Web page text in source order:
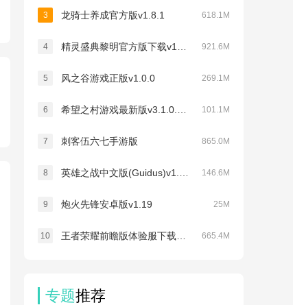
3 龙骑士养成官方版v1.8.1 618.1M
4 921.6M
5 风之谷游戏正版v1.0.0 269.1M
6 101.1M
7 刺客伍六七手游版 865.0M
8 146.6M
9 炮火先锋安卓版v1.19 25M
10 665.4M
专题推荐